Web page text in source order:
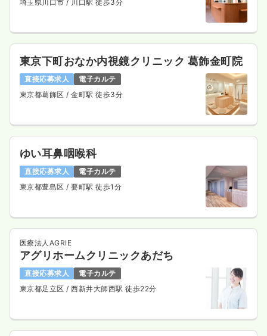
埼玉県川口市 / 川口駅 徒歩3分
東京下町おなか内視鏡クリニック 葛飾金町院
直接応募求人
電子カルテ
東京都葛飾区 / 金町駅 徒歩3分
ゆい耳鼻咽喉科
直接応募求人
電子カルテ
東京都豊島区 / 要町駅 徒歩1分
医療法人AGRIE
アグリホームクリニックあだち
直接応募求人
電子カルテ
東京都足立区 / 西新井大師西駅 徒歩22分